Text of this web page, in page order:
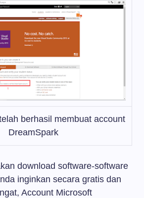
berhasil membuat account
DreamSpark
download software-software
inginkan secara gratis dan
Account Microsoft